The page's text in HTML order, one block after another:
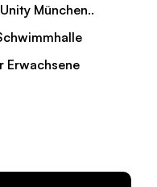
München..
Erwachsene